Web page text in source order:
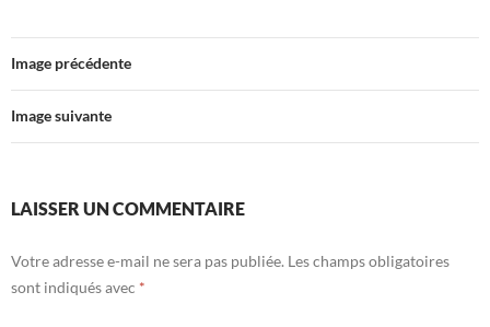
Image précédente
Image suivante
LAISSER UN COMMENTAIRE
Votre adresse e-mail ne sera pas publiée. Les champs obligatoires
sont indiqués avec *